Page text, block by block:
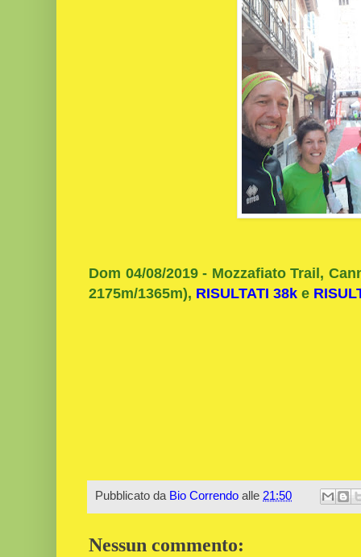
Dom 04/08/2019 - Mozzafiato Trail,
2175m/1365m), RISULTATI 38k e
Pubblicato da Bio Correndo alle 21:50
Nessun commento: